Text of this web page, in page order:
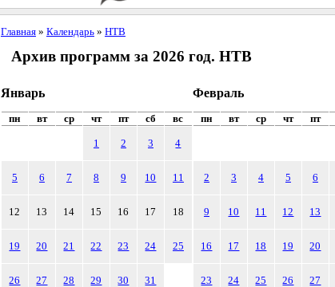
Главная» Календарь» НТВ
Архив программ за 2026 год. НТВ
Январь
пн вт ср чт пт сб вс
1 2 3 4
5 6 7 8 9 10 11
12 13 14 15 16 17 18
19 20 21 22 23 24 25
26 27 28 29 30 31
Февраль
пн вт ср чт пт
2 3 4 5 6
9 10 11 12 13
16 17 18 19 20
23 24 25 26 27